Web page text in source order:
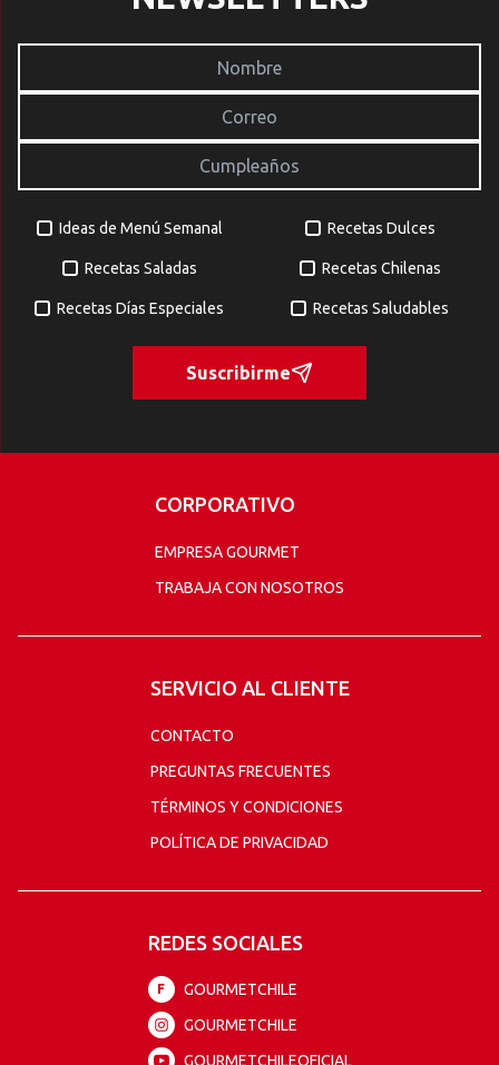
Ideas de Menú Semanal Recetas Dulces
Recetas Saladas Recetas Chilenas
Recetas Días Especiales Recetas Saludables
Suscribirme
CORPORATIVO
EMPRESA GOURMET
TRABAJA CON NOSOTROS
SERVICIO AL CLIENTE
CONTACTO
PREGUNTAS FRECUENTES
TÉRMINOS Y CONDICIONES
POLÍTICA DE PRIVACIDAD
REDES SOCIALES
F
GOURMETCHILE
GOURMETCHILE
GOURMETCHILEOFICIAL